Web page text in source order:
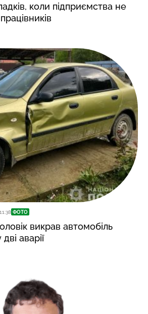
коли підприємства не
ФОТО
викрав автомобіль
аварії